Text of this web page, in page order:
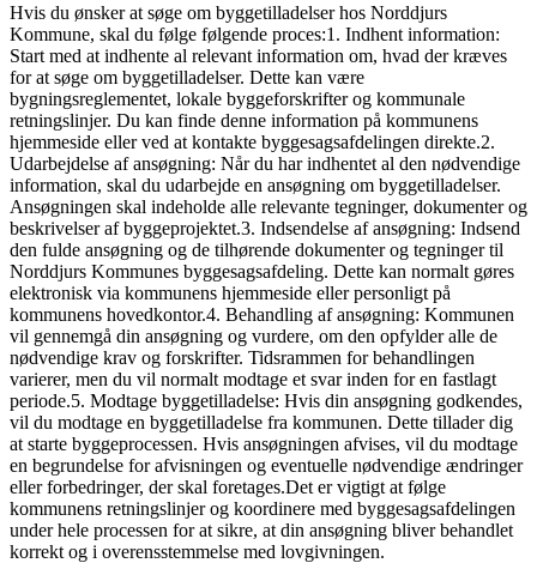
Hvis du ønsker at søge om byggetilladelser hos Norddjurs
Kommune, skal du følge følgende proces:1. Indhent information:
Start med at indhente al relevant information om, hvad der kræves
for at søge om byggetilladelser. Dette kan være
bygningsreglementet, lokale byggeforskrifter og kommunale
retningslinjer. Du kan finde denne information på kommunens
hjemmeside eller ved at kontakte byggesagsafdelingen direkte.2.
Udarbejdelse af ansøgning: Når du har indhentet al den nødvendige
information, skal du udarbejde en ansøgning om byggetilladelser.
Ansøgningen skal indeholde alle relevante tegninger, dokumenter og
beskrivelser af byggeprojektet.3. Indsendelse af ansøgning: Indsend
den fulde ansøgning og de tilhørende dokumenter og tegninger til
Norddjurs Kommunes byggesagsafdeling. Dette kan normalt gøres
elektronisk via kommunens hjemmeside eller personligt på
kommunens hovedkontor.4. Behandling af ansøgning: Kommunen
vil gennemgå din ansøgning og vurdere, om den opfylder alle de
nødvendige krav og forskrifter. Tidsrammen for behandlingen
varierer, men du vil normalt modtage et svar inden for en fastlagt
periode.5. Modtage byggetilladelse: Hvis din ansøgning godkendes,
vil du modtage en byggetilladelse fra kommunen. Dette tillader dig
at starte byggeprocessen. Hvis ansøgningen afvises, vil du modtage
en begrundelse for afvisningen og eventuelle nødvendige ændringer
eller forbedringer, der skal foretages.Det er vigtigt at følge
kommunens retningslinjer og koordinere med byggesagsafdelingen
under hele processen for at sikre, at din ansøgning bliver behandlet
korrekt og i overensstemmelse med lovgivningen.